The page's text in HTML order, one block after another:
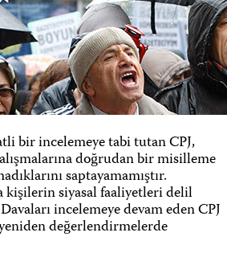
bir incelemeye tabi tutan CPJ,
doğrudan bir misilleme
saptayamamıştır.
kişilerin siyasal faaliyetleri delil
incelemeye devam eden CPJ
değerlendirmelerde